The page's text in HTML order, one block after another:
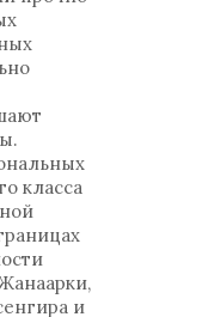
класса
и